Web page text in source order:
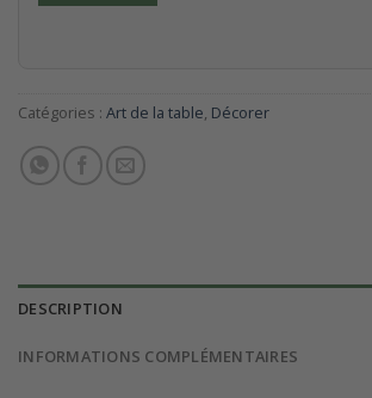
Catégories : Art de la table, Décorer
DESCRIPTION
INFORMATIONS COMPLÉMENTAIRES